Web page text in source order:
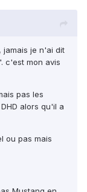
jamais je n'ai dit
c'est mon avis
pas les
alors qu'il a
ou pas mais